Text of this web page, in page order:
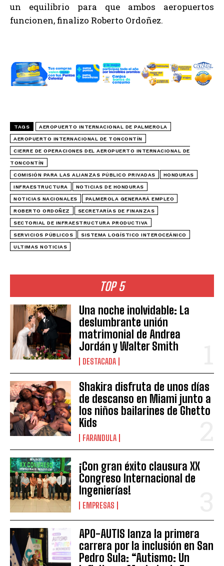
TOP 5
Una noche inolvidable: La
deslumbrante unión
matrimonial de Andrea
Jordán y Walter Smith
DESTACADA
Shakira disfruta de unos días
de descanso en Miami junto a
los niños bailarines de Ghetto
Kids
FARANDULA
¡Con gran éxito clausura XX
Congreso Internacional de
Ingenierías!
EMPRESAS
APO-AUTIS lanza la primera
carrera por la inclusión en San
Pedro Sula: “Autismo: Un
un equilibrio para que ambos aeropuertos
funcionen, finalizo Roberto Ordoñez.
TAGS AEROPUERTO INTERNACIONAL DE PALMEROLA
AEROPUERTO INTERNACIONAL DE TONCONTÍN
CIERRE DE OPERACIONES DEL AEROPUERTO INTERNACIONAL DE
TONCONTÍN
COMISIÓN PARA LAS ALIANZAS PÚBLICO PRIVADAS HONDURAS
INFRAESTRUCTURA NOTICIAS DE HONDURAS
NOTICIAS NACIONALES PALMEROLA GENERARÁ EMPLEO
ROBERTO ORDOÑEZ SECRETARÍAS DE FINANZAS
SECTORIAL DE INFRAESTRUCTURA PRODUCTIVA
SERVICIOS PÚBLICOS SISTEMA LOGÍSTICO INTEROCEÁNICO
ULTIMAS NOTICIAS